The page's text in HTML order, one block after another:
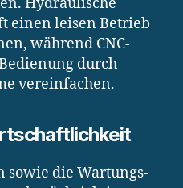
einen leisen Betrieb
während CNC-
durch
vereinfachen.
sowie die Wartungs-